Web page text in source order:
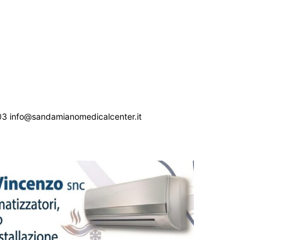
info@sandamianomedicalcenter.it